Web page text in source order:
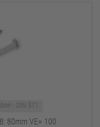
- DIN 571
80mm VE= 100